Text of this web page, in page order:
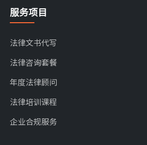
服务项目
法律文书代写
法律咨询套餐
年度法律顾问
法律培训课程
企业合规服务